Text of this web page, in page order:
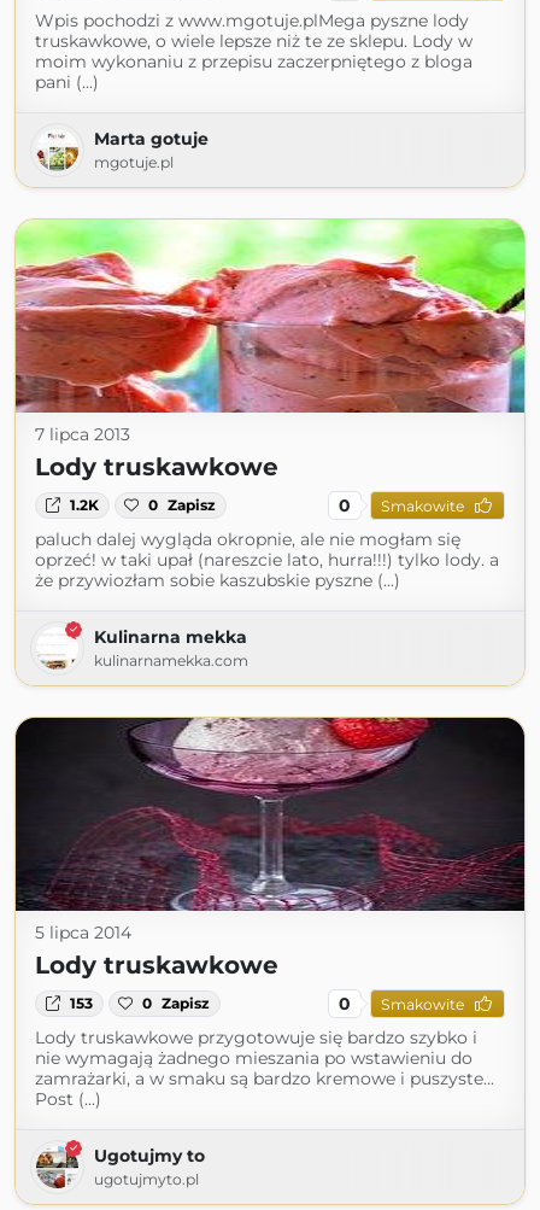
Wpis pochodzi z www.mgotuje.plMega pyszne lody
truskawkowe, o wiele lepsze niż te ze sklepu. Lody w
moim wykonaniu z przepisu zaczerpniętego z bloga
pani (...)
Marta gotuje
mgotuje.pl
7 lipca 2013
Lody truskawkowe
1.2K 0 Zapisz 0 Smakowite
paluch dalej wygląda okropnie, ale nie mogłam się
oprzeć! w taki upał (nareszcie lato, hurra!!!) tylko lody. a
że przywiozłam sobie kaszubskie pyszne (...)
Kulinarna mekka
kulinarnamekka.com
5 lipca 2014
Lody truskawkowe
153 0 Zapisz 0 Smakowite
Lody truskawkowe przygotowuje się bardzo szybko i
nie wymagają żadnego mieszania po wstawieniu do
zamrażarki, a w smaku są bardzo kremowe i puszyste...
Post (...)
Ugotujmy to
ugotujmyto.pl